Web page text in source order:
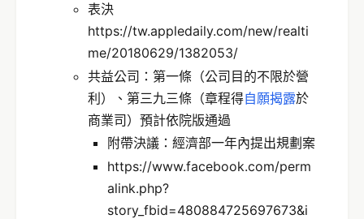
表決
https://tw.appledaily.com/new/realti
me/20180629/1382053/
共益公司：第一條（公司目的不限於營
利）、第三九三條（章程得自願揭露於
商業司）預計依院版通過
附帶決議：經濟部一年內提出規劃案
https://www.facebook.com/perm
alink.php?
story_fbid=480884725697673&i